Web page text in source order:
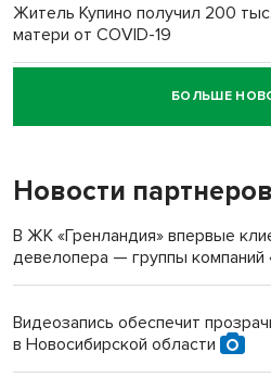
Житель Купино получил 200
матери от COVID-19
Новосибирский суд наказал
пенсионерки на вокзале
БОЛЬШЕ
Новости партнеров
В ЖК «Гренландия» впервые
девелопера — группы
Видеозапись обеспечит
в Новосибирской области